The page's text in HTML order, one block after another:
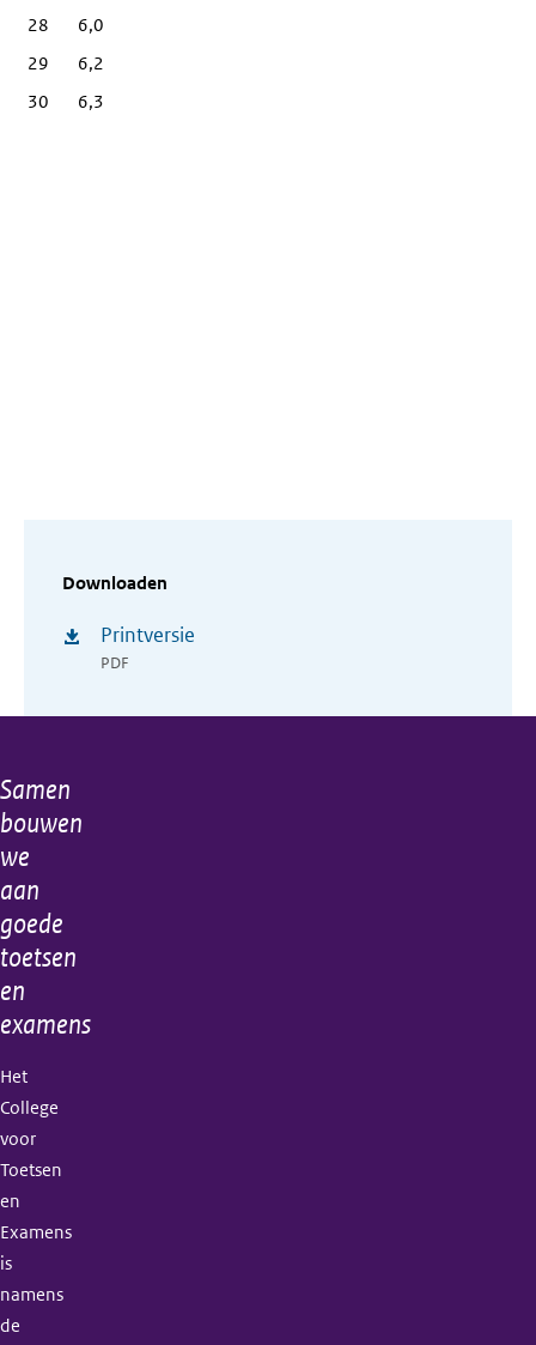
Downloaden
Printversie
PDF
28
6,0
29
6,2
30
6,3
Algemene
informatie
Samen
bouwen
we
aan
goede
toetsen
en
examens
Het
College
voor
Toetsen
en
Examens
is
namens
de